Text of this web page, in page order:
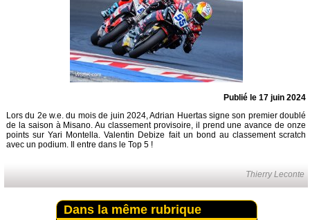
Publié le 17 juin 2024
Lors du 2e w.e. du mois de juin 2024, Adrian Huertas signe son premier doublé
de la saison à Misano. Au classement provisoire, il prend une avance de onze
points sur Yari Montella. Valentin Debize fait un bond au classement scratch
avec un podium. Il entre dans le Top 5 !
Thierry Leconte
Dans la même rubrique